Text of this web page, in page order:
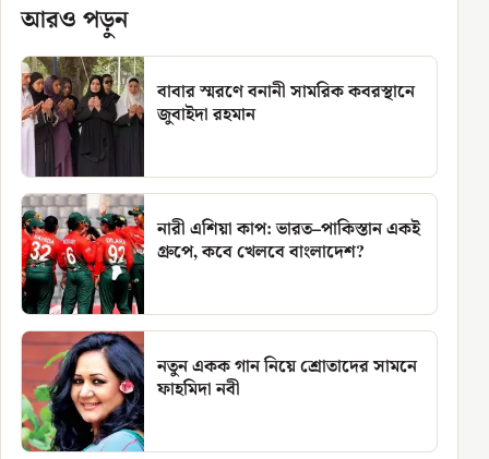
আরও পড়ুন
বাবার স্মরণে বনানী সামরিক কবরস্থানে
জুবাইদা রহমান
নারী এশিয়া কাপ: ভারত–পাকিস্তান একই
গ্রুপে, কবে খেলবে বাংলাদেশ?
নতুন একক গান নিয়ে শ্রোতাদের সামনে
ফাহমিদা নবী